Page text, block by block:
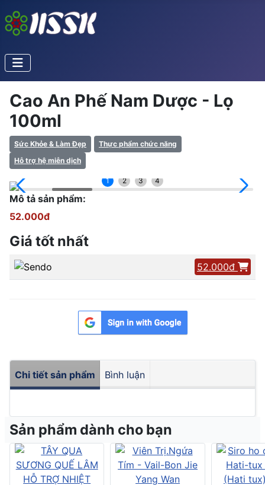
Cao An Phế Nam Dược - Lọ
100ml
Sức Khỏe & Làm Đẹp
Thực phẩm chức năng
Hỗ trợ hệ miễn dịch
1 2 3 4
Mô tả sản phẩm:
52.000đ
Giá tốt nhất
52.000đ
Chi tiết sản phẩm Bình luận
Sản phẩm dành cho bạn